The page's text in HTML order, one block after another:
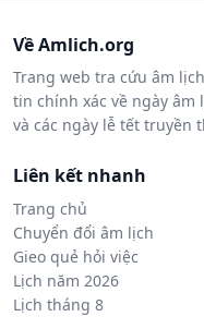
Về Amlich.org
Trang web tra cứu âm
tin chính xác về ngày âm
và các ngày lễ tết truyền
Liên kết nhanh
Trang chủ
Chuyển đổi âm lịch
Gieo quẻ hỏi việc
Lịch năm 2026
Lịch tháng 8